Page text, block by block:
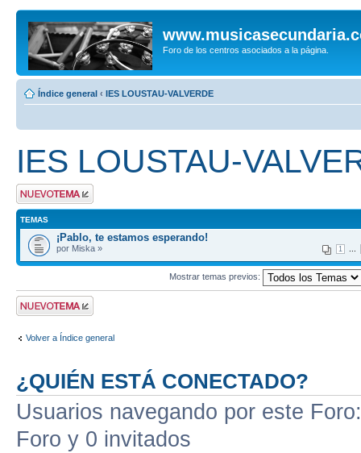
Foro de los centros asociados a la página.
Índice general ‹ IES LOUSTAU-VALVERDE
IES LOUSTAU-
Publicar un nuevo
tema
TEMAS
¡Pablo, te estamos esperando!
1
por Miska »
Mostrar temas previos:
Publicar un nuevo
tema
Volver a Índice general
¿QUIÉN ESTÁ CONECTADO?
Usuarios navegando por este
Foro y 0 invitados